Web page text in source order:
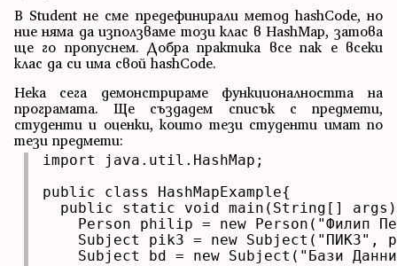
В Student не сме предефинирали метод hashCode, но
ние няма да използваме този клас в HashMap, затова
ще го пропуснем. Добра практика все пак е всеки
клас да си има свой hashCode.
Нека сега демонстрираме функционалността на
програмата. Ще създадем списък с предмети,
студенти и оценки, които тези студенти имат по
тези предмети:
import java.util.HashMap;
public class HashMapExample{
public static void main(String[]
Person philip = new Person("Филип
Subject pik3 = new Subject("ПИК3",
Subject bd = new Subject("Бази